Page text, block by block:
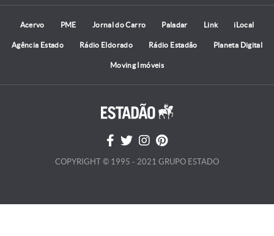
Acervo PME Jornal do Carro Paladar Link iLocal
Agência Estado Rádio Eldorado Rádio Estadão Planeta Digital
Moving Imóveis
COPYRIGHT © 1995 - 2021 GRUPO ESTADO